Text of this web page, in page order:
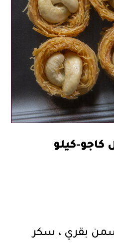
كاجو-كيلو
سمن بقري ، سكر